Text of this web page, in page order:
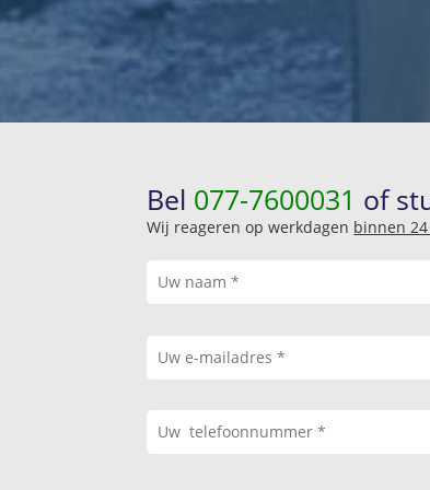
Bel 077-7600031 of
Wij reageren op werkdagen binnen